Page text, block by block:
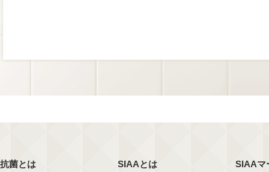
抗菌とは SIAAとは SIAAマ